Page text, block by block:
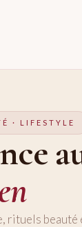
· LIFESTYLE
rituels